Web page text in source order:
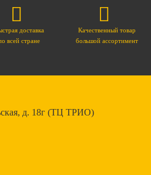
доставка
всей стране
Качественный товар
большой ассортимент
д. 18г (ТЦ ТРИО)